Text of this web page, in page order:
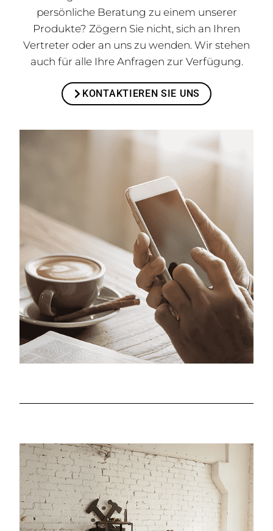
persönliche Beratung zu einem unserer
Produkte? Zögern Sie nicht, sich an Ihren
Vertreter oder an uns zu wenden. Wir stehen
auch für alle Ihre Anfragen zur Verfügung.
KONTAKTIEREN SIE UNS